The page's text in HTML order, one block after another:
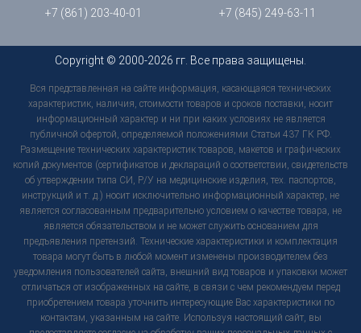
+7 (861) 203-40-01
+7 (845) 249-63-11
Copyright © 2000-2026 гг. Все права защищены.
Вся представленная на сайте информация, касающаяся технических
характеристик, наличия, стоимости товаров и сроков поставки, носит
информационный характер и ни при каких условиях не является
публичной офертой, определяемой положениями Статьи 437 ГК РФ.
Размещение технических характеристик товаров, макетов и графических
копий документов (сертификатов и деклараций о соответствии, свидетельств
об утверждении типа СИ, Р/У на медицинские изделия, тех. паспортов,
инструкций и т. д.) носит исключительно информационный характер, не
является согласованным предварительно условием о качестве товара, не
является обязательством и не может служить основанием для
предъявления претензий. Технические характеристики и комплектация
товара могут быть в любой момент изменены производителем без
уведомления пользователей сайта, внешний вид товаров и упаковки может
отличаться от изображенных на сайте, в связи с чем рекомендуем перед
приобретением товара уточнить интересующие Вас характеристики по
контактам, указанным на сайте. Используя настоящий сайт, вы